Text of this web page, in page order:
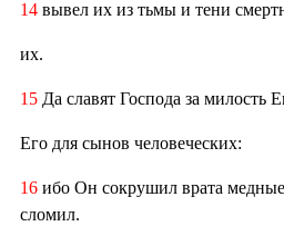
14 вывел их из тьмы и тени
их.
15 Да славят Господа за милость
Его для сынов человеческих:
16 ибо Он сокрушил врата
сломил.